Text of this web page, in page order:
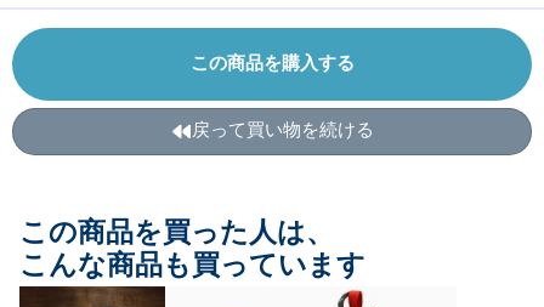
この商品を購入する
戻って買い物を続ける
この商品を買った人は、
こんな商品も買っています